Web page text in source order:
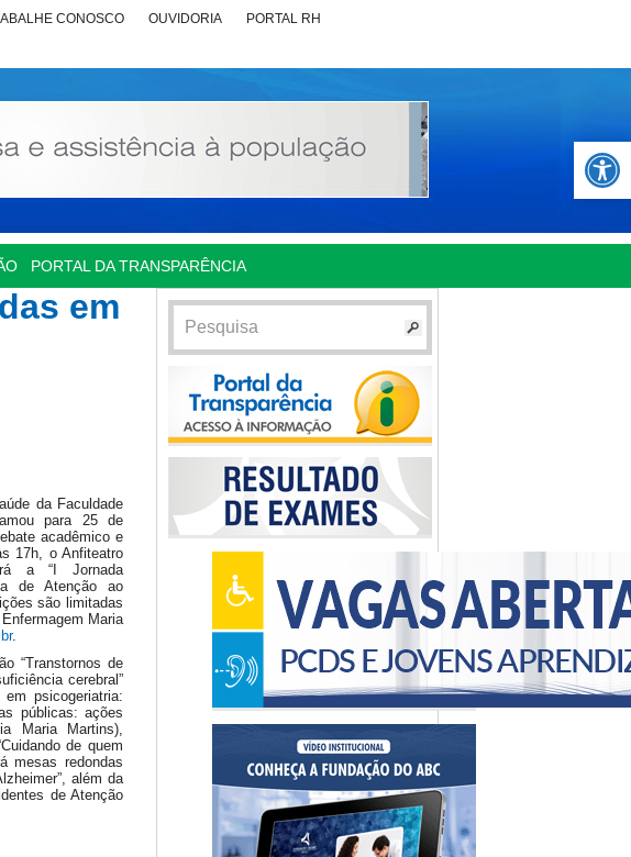
Abrir
CONOSCO OUVIDORIA PORTAL RH
PORTAL DA TRANSPARÊNCIA
em
da Faculdade
para 25 de
acadêmico e
17h, o Anfiteatro
a “I Jornada
de Atenção ao
são limitadas
Maria
.
“Transtornos de
cerebral”
em psicogeriatria:
públicas: ações
Maria Martins),
de quem
mesas redondas
além da
de Atenção